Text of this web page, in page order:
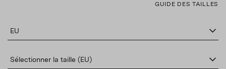
GUIDE DES TAILLES
EU
Sélectionner la taille (EU)